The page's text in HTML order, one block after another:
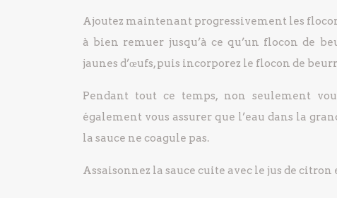
Ajoutez maintenant progressivement les
à bien remuer jusqu’à ce qu’un flocon de
jaunes d’œufs, puis incorporez le flocon de
Pendant tout ce temps, non seulement
également vous assurer que l’eau dans la
la sauce ne coagule pas.
Assaisonnez la sauce cuite avec le jus de